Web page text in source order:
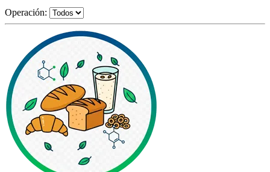
Operación: